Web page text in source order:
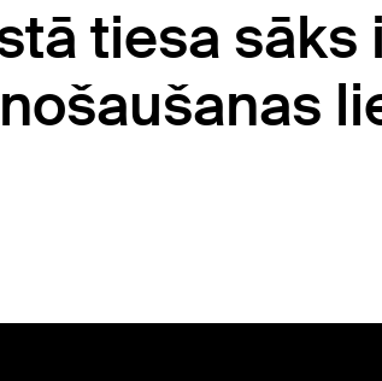
tiesa sāks